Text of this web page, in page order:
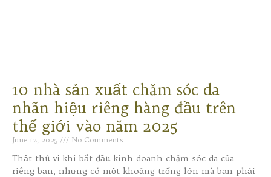
10 nhà sản xuất chăm sóc da
nhãn hiệu riêng hàng đầu trên
thế giới vào năm 2025
June 12, 2025 No Comments
Thật thú vị khi bắt đầu kinh doanh chăm sóc da của
riêng bạn, nhưng có một khoảng trống lớn mà bạn phải